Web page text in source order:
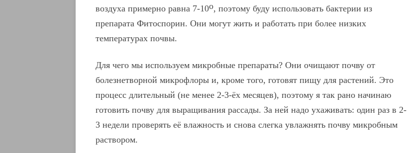
воздуха примерно равна 7-10о, поэтому буду использовать бактерии из
препарата Фитоспорин. Они могут жить и работать при более низких
температурах почвы.
Для чего мы используем микробные препараты? Они очищают почву от
болезнетворной микрофлоры и, кроме того, готовят пищу для растений. Это
процесс длительный (не менее 2-3-ёх месяцев), поэтому я так рано начинаю
готовить почву для выращивания рассады. За ней надо ухаживать: один раз в 2-
3 недели проверять её влажность и снова слегка увлажнять почву микробным
раствором.